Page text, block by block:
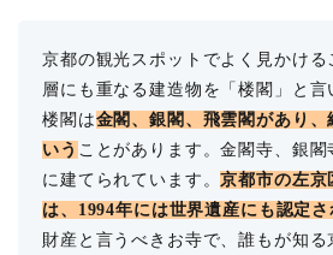
京都の観光スポットでよく見かける
層にも重なる建造物を「楼閣」と
楼閣は金閣、銀閣、飛雲閣があり、
いう ことがあります。金閣寺、銀
に建てられています。京都市の左京
は、1994年には世界遺産にも認定さ
財産と言うべきお寺で、誰もが知る